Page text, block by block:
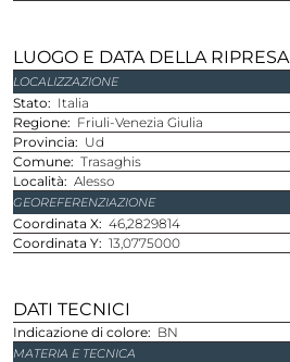
LUOGO E DATA DELLA RIPRESA
LOCALIZZAZIONE
Stato
Italia
Regione
Friuli-Venezia Giulia
Provincia
Ud
Comune Trasaghis
Località
Alesso
GEOREFERENZIAZIONE
Coordinata X 46,2829814
Coordinata Y 13,0775000
DATI TECNICI
Indicazione di colore BN
MATERIA E TECNICA